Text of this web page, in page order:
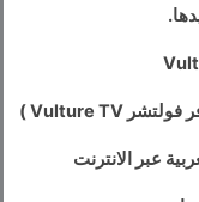
عبر الانترنت